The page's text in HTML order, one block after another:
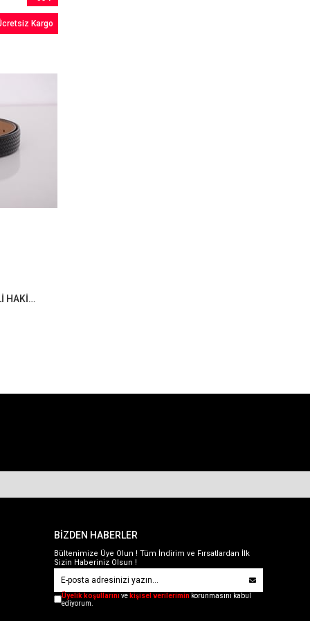
ACLASSICS SİYAH ÖRGÜ DESENLİ HAKİKİ DERİ KEMER
İndirim
%64İndirim
Kargo
BİZDEN HABERLER
Bültenimize Üye Olun ! Tüm İndirim ve Fırsatlardan İlk
Sizin Haberiniz Olsun !
Üyelik koşullarınıve kişisel verilerimin korunmasını kabul
ediyorum.